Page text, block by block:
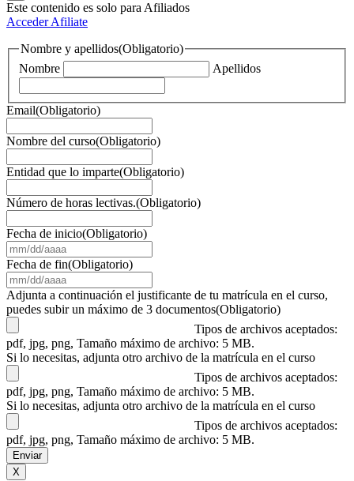
Este contenido es solo para Afiliados
AccederAfiliate
Nombre y apellidos(Obligatorio)
Nombre
Apellidos
Email(Obligatorio)
Nombre del curso(Obligatorio)
Entidad que lo imparte(Obligatorio)
Número de horas lectivas.(Obligatorio)
Fecha de inicio(Obligatorio)
barra
DD
barra
AAAA
Fecha de fin(Obligatorio)
barra
DD
Adjunta a continuación el justificante de tu matrícula en el curso,
puedes subir un máximo de 3 documentos(Obligatorio)
Tipos de archivos aceptados:
pdf, jpg, png, Tamaño máximo de archivo: 5 MB.
Si lo necesitas, adjunta otro archivo de la matrícula en el curso
Tipos de archivos aceptados:
pdf, jpg, png, Tamaño máximo de archivo: 5 MB.
Si lo necesitas, adjunta otro archivo de la matrícula en el curso
Tipos de archivos aceptados:
pdf, jpg, png, Tamaño máximo de archivo: 5 MB.
X